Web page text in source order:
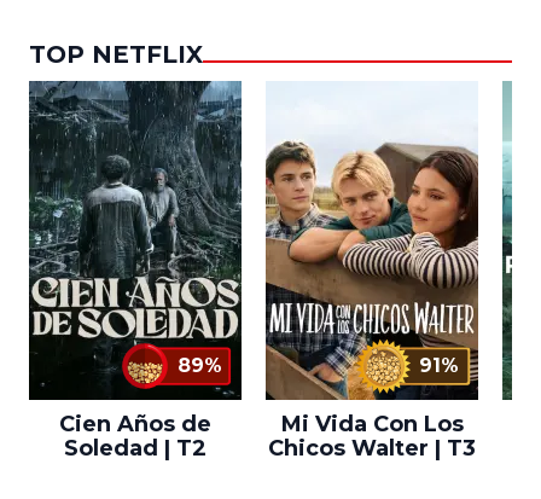
TOP NETFLIX
89%
Cien Años de
Soledad | T2
91%
Mi Vida Con Los
Chicos Walter | T3